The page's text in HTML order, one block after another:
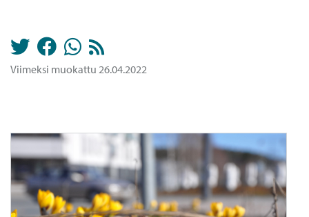
Viimeksi muokattu 26.04.2022